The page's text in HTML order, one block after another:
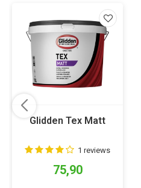
Glidden Tex Matt
1 reviews
75,90